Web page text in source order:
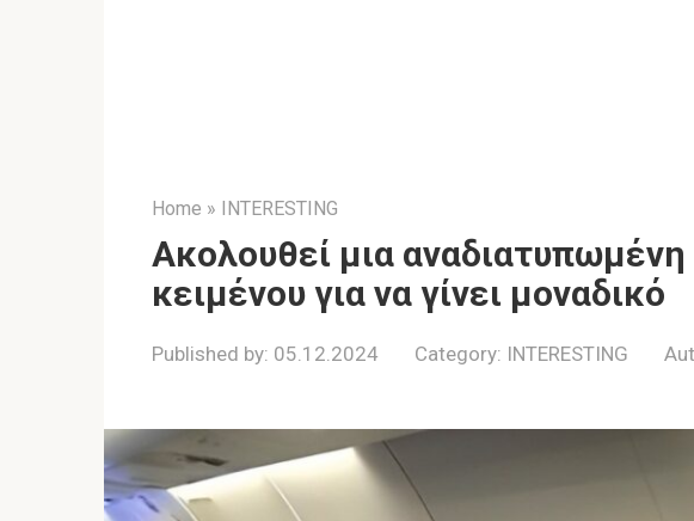
Home » INTERESTING
Ακολουθεί μια
κειμένου για να γίνει μοναδικό
Published by: 05.12.2024 Category: INTERESTING